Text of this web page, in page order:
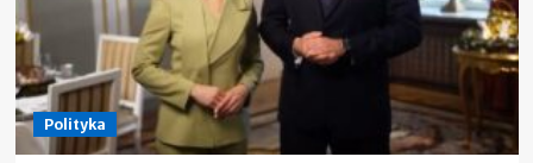
Polityka